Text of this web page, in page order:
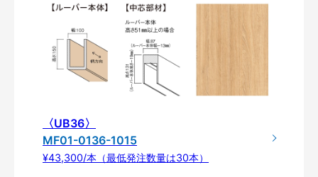
〈UB36〉
MF01-0136-1015
¥43,300/本（最低発注数量は30本）